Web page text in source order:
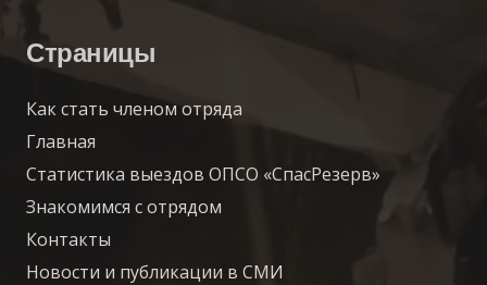
Страницы
Как стать членом отряда
Главная
Статистика выездов ОПСО «СпасРезерв»
Знакомимся с отрядом
Контакты
Новости и публикации в СМИ